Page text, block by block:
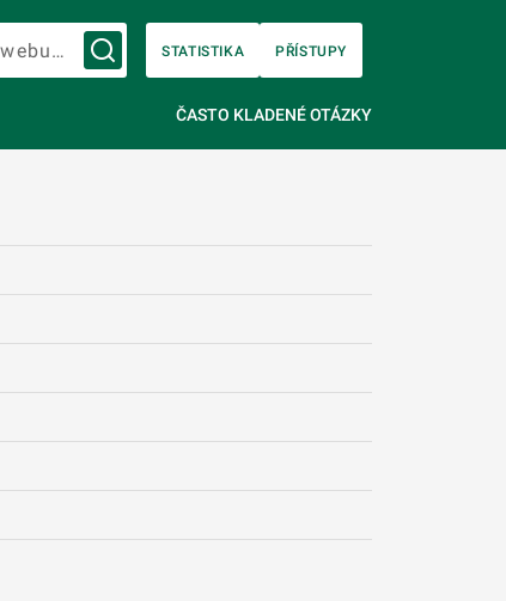
Vyhledávání na webu…
STATISTIKA PŘÍSTUPY
ČASTO KLADENÉ OTÁZKY